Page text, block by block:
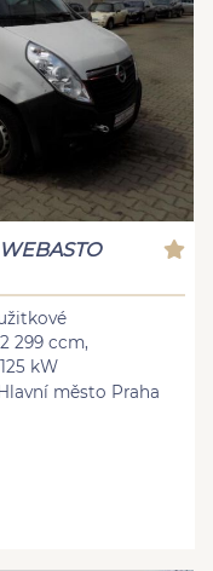
2 299 ccm,
125 kW
Hlavní město Praha